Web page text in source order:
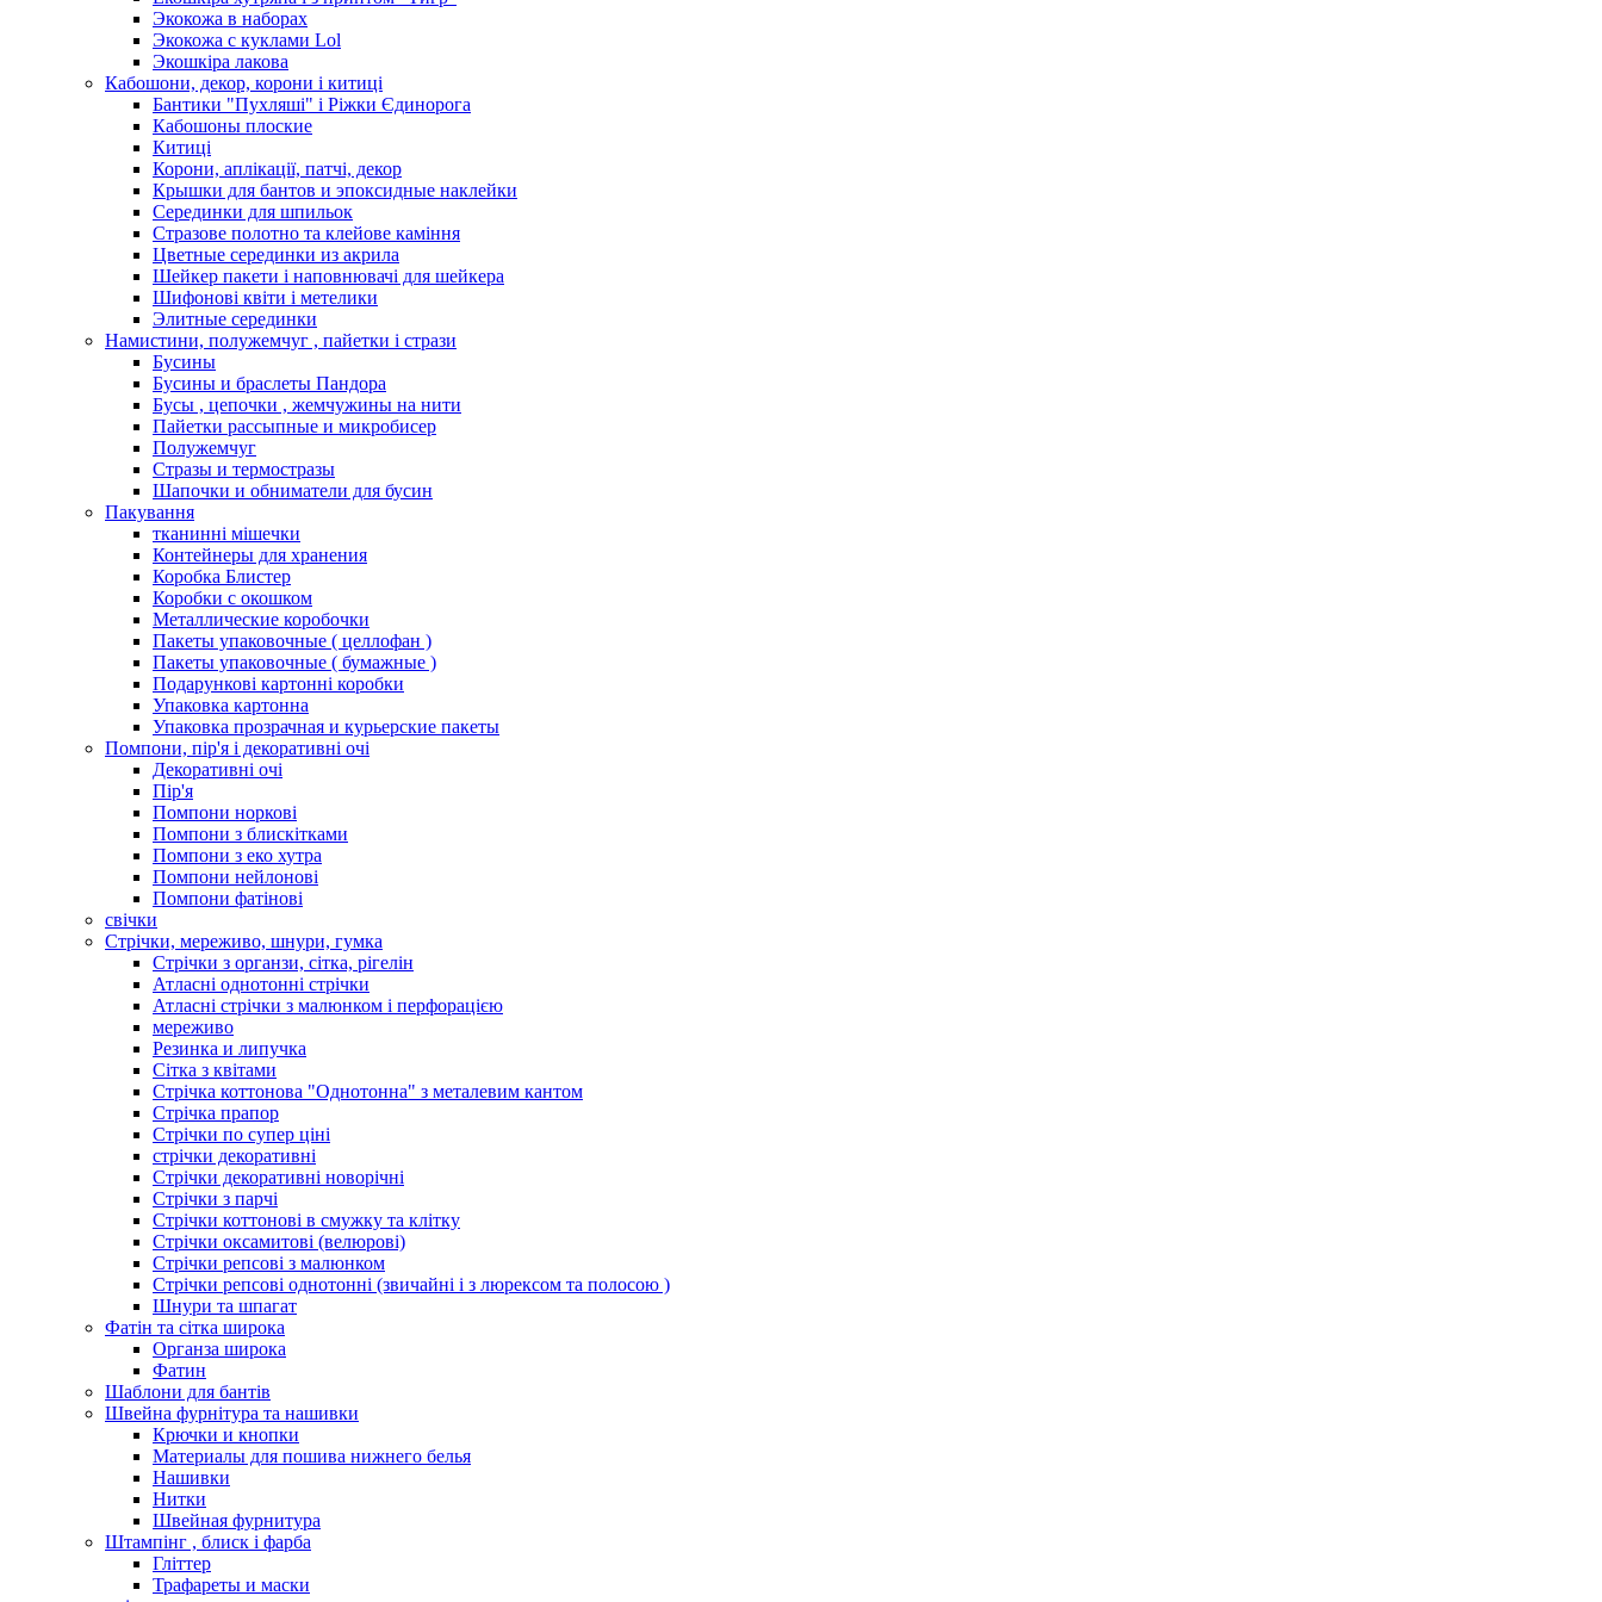
Экокожа в наборах
Экокожа с куклами Lol
Экошкiра лакова
Кабошони, декор, корони і китиці
Бантики "Пухляші" і Ріжки Єдинорога
Кабошоны плоские
Китиці
Корони, аплікації, патчі, декор
Крышки для бантов и эпоксидные наклейки
Серединки для шпильок
Стразове полотно та клейове каміння
Цветные серединки из акрила
Шейкер пакети і наповнювачі для шейкера
Шифонові квіти і метелики
Элитные серединки
Намистини, полужемчуг , пайетки і стрази
Бусины
Бусины и браслеты Пандора
Бусы , цепочки , жемчужины на нити
Пайетки рассыпные и микробисер
Полужемчуг
Стразы и термостразы
Шапочки и обниматели для бусин
Пакування
тканинні мішечки
Контейнеры для хранения
Коробка Блистер
Коробки с окошком
Металлические коробочки
Пакеты упаковочные ( целлофан )
Пакеты упаковочные ( бумажные )
Подарункові картонні коробки
Упаковка картонна
Упаковка прозрачная и курьерские пакеты
Помпони, пір'я і декоративні очі
Декоративні очі
Пір'я
Помпони норкові
Помпони з блискітками
Помпони з еко хутра
Помпони нейлонові
Помпони фатінові
свічки
Стрічки, мереживо, шнури, гумка
Стрічки з органзи, сітка, рігелін
Атласні однотонні стрічки
Атласні стрічки з малюнком і перфорацією
мереживо
Резинка и липучка
Сітка з квітами
Стрічка коттонова "Однотонна" з металевим кантом
Стрічка прапор
Стрічки по супер ціні
стрічки декоративні
Стрічки декоративні новорічні
Стрічки з парчі
Стрічки коттонові в смужку та клітку
Стрічки оксамитові (велюрові)
Стрічки репсові з малюнком
Стрічки репсові однотонні (звичайні і з люрексом та полосою )
Шнури та шпагат
Фатін та сітка широка
Органза широка
Фатин
Шаблони для бантів
Швейна фурнітура та нашивки
Крючки и кнопки
Материалы для пошива нижнего белья
Нашивки
Нитки
Швейная фурнитура
Штампінг , блиск і фарба
Гліттер
Трафареты и маски